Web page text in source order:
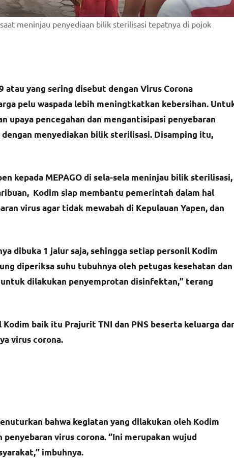
meninjau penyediaan bilik sterilisasi tepatnya di pojok
atau yang sering disebut dengan Virus Corona
pelu waspada lebih meningtkatkan kebersihan.
upaya pencegahan dan mengantisipasi penyebaran
menyediakan bilik sterilisasi. Disamping itu,
kepada MEPAGO di sela-sela meninjau bilik sterilisasi,
Kodim siap membantu pemerintah dalam hal
virus agar tidak mewabah di Kepulauan Yapen, dan
dibuka 1 jalur saja, sehingga setiap personil Kodim
diperiksa suhu tubuhnya oleh petugas kesehatan dan
dilakukan penyemprotan disinfektan,” terang
baik itu Prajurit TNI dan PNS beserta keluarga
virus corona.
bahwa kegiatan yang dilakukan oleh Kodim
virus corona. ‘’Ini merupakan wujud
imbuhnya.